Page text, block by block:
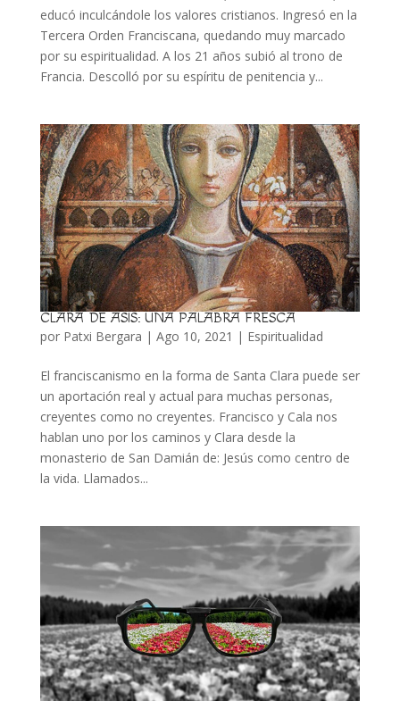
educó inculcándole los valores cristianos. Ingresó en la
Tercera Orden Franciscana, quedando muy marcado
por su espiritualidad. A los 21 años subió al trono de
Francia. Descolló por su espíritu de penitencia y...
CLARA DE ASIS: UNA PALABRA FRESCA
por Patxi Bergara | Ago 10, 2021 | Espiritualidad
El franciscanismo en la forma de Santa Clara puede ser
un aportación real y actual para muchas personas,
creyentes como no ­creyentes. Francisco y Cala nos
hablan uno por los caminos y Clara desde la
monasterio de San Damián de: Jesús como centro de
la vida. Llamados...